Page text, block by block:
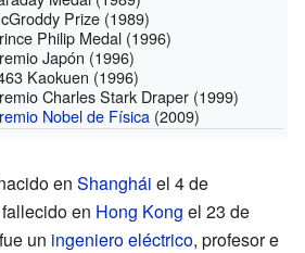
Prize (1989)
Philip Medal (1996)
Japón (1996)
Kaokuen (1996)
Charles Stark Draper (1999)
Nobel de Física (2009)
en Shanghái el 4 de
en Hong Kong el 23 de
un ingeniero eléctrico, profesor e